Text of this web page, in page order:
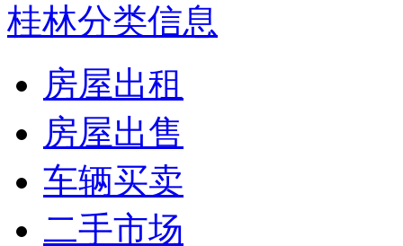
桂林分类信息
房屋出租
房屋出售
车辆买卖
二手市场